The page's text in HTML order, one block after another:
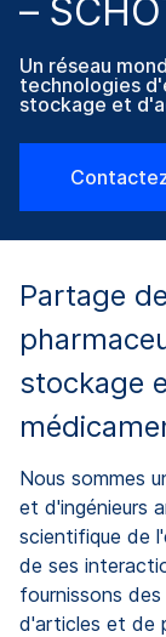
–
Un réseau
technologies
stockage et
Partage
stockage
Nous sommes
et d'ingénieurs
scientifique de
de ses
fournissons
d'articles et de